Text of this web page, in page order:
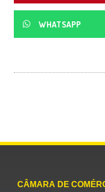
WHATSAPP
CÂMARA DE